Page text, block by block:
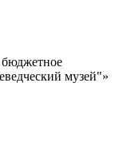
музей"»